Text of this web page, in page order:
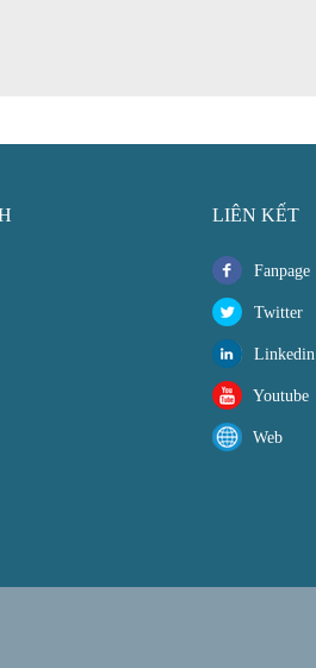
LIÊN KẾT
Fanpage
Twitter
Linkedin
Youtube
Web